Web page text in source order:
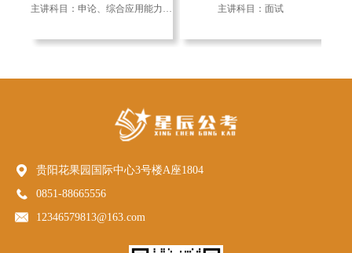
主讲科目：申论、综合应用能力、事业单位主观题、面试 主讲科目：面试
贵阳花果园国际中心3号楼A座1804
0851-88665556
12346579813@163.com